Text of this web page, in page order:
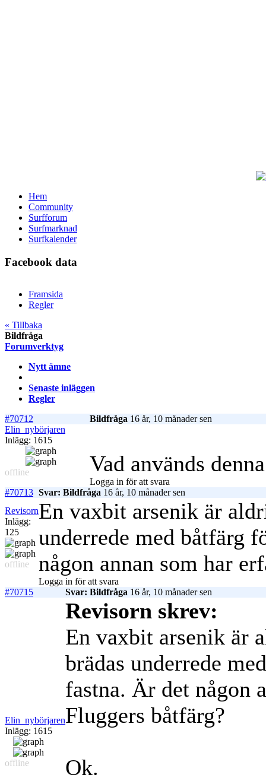
Hem
Community
Surfforum
Surfmarknad
Surfkalender
Facebook data
Framsida
Regler
« Tillbaka
Bildfråga
Forumverktyg
Nytt ämne
Senaste inläggen
Regler
#70712
Bildfråga 16 år, 10 månader sen
Elin_nybörjaren
Inlägg: 1615
offline Vad används
Logga in för att svara
#70713 Svar: Bildfråga 16 år, 10 månader sen
Revisorn
Inlägg:
125
offline
En vaxbit arsenik är
underrede med båtfärg
någon annan som har
Logga in för att svara
#70715
Svar: Bildfråga 16 år, 10 månader sen
Elin_nybörjaren
Inlägg: 1615
offline
Revisorn skrev:
En vaxbit arsenik är
brädas underrede
fastna. Är det någon
Fluggers båtfärg?
Ok.